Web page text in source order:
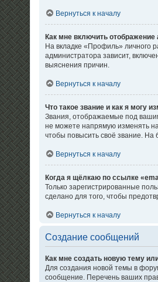
Вернуться к началу
Как мне включить отображение
На вкладке «Профиль» личного
администратора зависит,
выяснения причин.
Вернуться к началу
Что такое звание и как я могу
Звания, отображаемые под
не можете напрямую изменять
чтобы повысить своё звание.
Вернуться к началу
Когда я щёлкаю по ссылке
Только зарегистрированные
сделано для того, чтобы
Вернуться к началу
Создание сообщений
Как мне создать новую тему
Для создания новой темы в
сообщение. Перечень ваших